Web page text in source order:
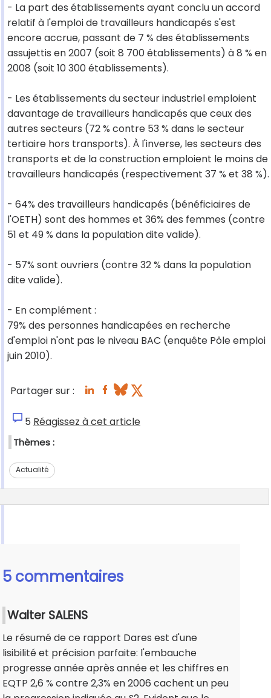
- La part des établissements ayant conclu un accord
relatif à l'emploi de travailleurs handicapés s'est
encore accrue, passant de 7 % des établissements
assujettis en 2007 (soit 8 700 établissements) à 8 % en
2008 (soit 10 300 établissements).
- Les établissements du secteur industriel emploient
davantage de travailleurs handicapés que ceux des
autres secteurs (72 % contre 53 % dans le secteur
tertiaire hors transports). À l'inverse, les secteurs des
transports et de la construction emploient le moins de
travailleurs handicapés (respectivement 37 % et 38 %).
- 64% des travailleurs handicapés (bénéficiaires de
l'OETH) sont des hommes et 36% des femmes (contre
51 et 49 % dans la population dite valide).
- 57% sont ouvriers (contre 32 % dans la population
dite valide).
- En complément :
79% des personnes handicapées en recherche
d'emploi n'ont pas le niveau BAC (enquête Pôle emploi
juin 2010).
Partager sur :
5 Réagissez à cet article
Thèmes :
Actualité
5 commentaires
Walter SALENS
Le résumé de ce rapport Dares est d'une
lisibilité et précision parfaite: l'embauche
progresse année après année et les chiffres en
EQTP 2,6 % contre 2,3% en 2006 cachent un peu